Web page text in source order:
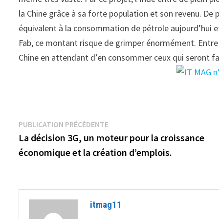
la Chine grâce à sa forte population et son revenu.
équivalent à la consommation de pétrole aujourd’hui
Fab, ce montant risque de grimper énormément.
Chine en attendant d’en consommer ceux qui seront
Navigation
de
l’article
PUBLICATION PRÉCÉDENTEPublication
précédente :
La décision 3G, un moteur pour la croissance
économique et la création d’emplois.
itmag11